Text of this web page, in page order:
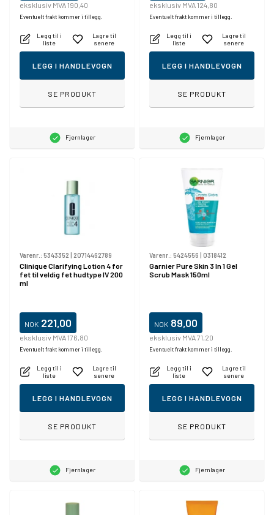
eksklusiv MVA 190,40
Eventuelt frakt kommer i tillegg.
Legg til i
liste
Lagre til
senere
LEGG I HANDLEVOGN
SE PRODUKT
Fjernlager
eksklusiv MVA 124,80
Eventuelt frakt kommer i tillegg.
Legg til i
liste
Lagre til
senere
LEGG I HANDLEVOGN
SE PRODUKT
Fjernlager
Varenr.: 5343352 20714462789
Clinique Clarifying Lotion 4 for
fet til veldig fet hudtype IV 200
ml
NOK 221,00
eksklusiv MVA 176,80
Eventuelt frakt kommer i tillegg.
Legg til i
liste
Lagre til
senere
LEGG I HANDLEVOGN
SE PRODUKT
Fjernlager
Varenr.: 5424556 0318412
Garnier Pure Skin 3 In 1 Gel
Scrub Mask 150ml
NOK 89,00
eksklusiv MVA 71,20
Eventuelt frakt kommer i tillegg.
Legg til i
liste
Lagre til
senere
LEGG I HANDLEVOGN
SE PRODUKT
Fjernlager